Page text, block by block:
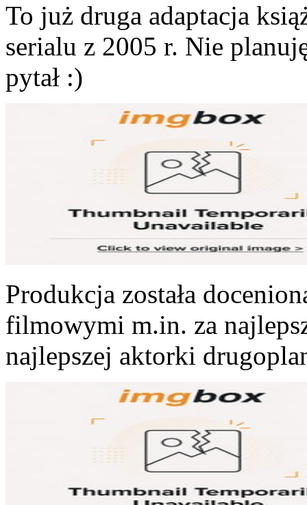
To już druga adaptacja
serialu z 2005 r. Nie
pytał :)
Produkcja została
filmowymi m.in. za
najlepszej aktorki